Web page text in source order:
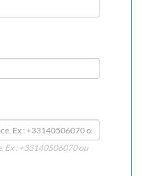
Ex : +33140506070 ou